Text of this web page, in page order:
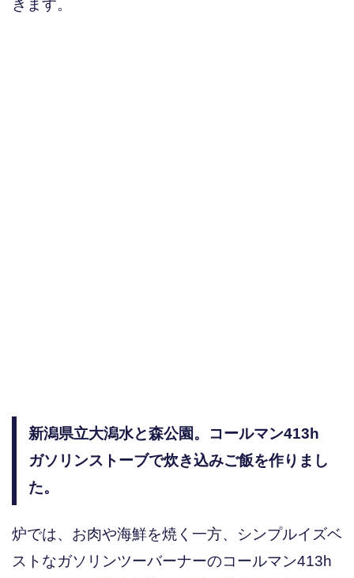
きます。
新潟県立大潟水と森公園。コールマン413h
ガソリンストーブで炊き込みご飯を作りまし
た。
炉では、お肉や海鮮を焼く一方、シンプルイズベ
ストなガソリンツーバーナーのコールマン413h